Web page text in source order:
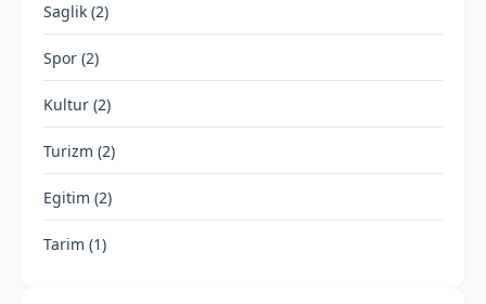
Saglik (2)
Spor (2)
Kultur (2)
Turizm (2)
Egitim (2)
Tarim (1)